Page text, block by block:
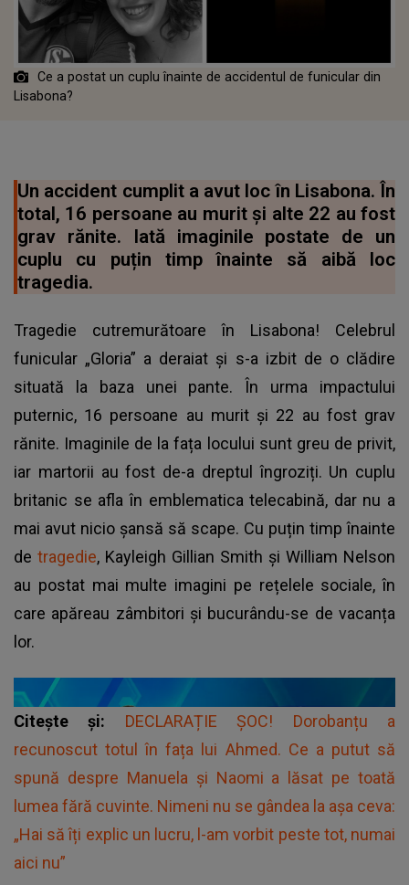
Ce a postat un cuplu înainte de accidentul de funicular din
Lisabona?
Un accident cumplit a avut loc în Lisabona. În
total, 16 persoane au murit și alte 22 au fost
grav rănite. Iată imaginile postate de un
cuplu cu puțin timp înainte să aibă loc
tragedia.
Tragedie cutremurătoare în Lisabona! Celebrul
funicular „Gloria” a deraiat şi s-a izbit de o clădire
situată la baza unei pante. În urma impactului
puternic, 16 persoane au murit și 22 au fost grav
rănite. Imaginile de la fața locului sunt greu de privit,
iar martorii au fost de-a dreptul îngroziți. Un cuplu
britanic se afla în emblematica telecabină, dar nu a
mai avut nicio șansă să scape. Cu puțin timp înainte
de tragedie, Kayleigh Gillian Smith și William Nelson
au postat mai multe imagini pe rețelele sociale, în
care apăreau zâmbitori și bucurându-se de vacanța
lor.
Citește și: DECLARAȚIE ȘOC! Dorobanțu a
recunoscut totul în fața lui Ahmed. Ce a putut să
spună despre Manuela și Naomi a lăsat pe toată
lumea fără cuvinte. Nimeni nu se gândea la așa ceva:
„Hai să îți explic un lucru, l-am vorbit peste tot, numai
aici nu”